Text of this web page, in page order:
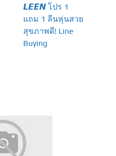
𝙇𝙀𝙀𝙉 โปร 1
แถม 1 ลีนหุ่นสวย
สุขภาพดี! Line
Buying